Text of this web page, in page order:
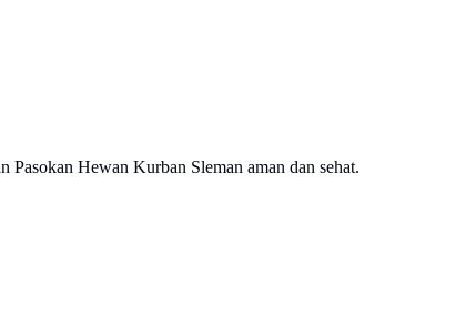
Hewan Kurban Sleman aman dan sehat.